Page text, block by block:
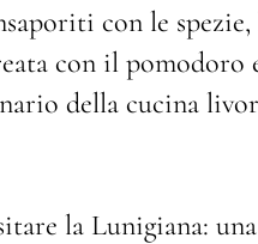
con le
con il pomodoro
della cucina
la Lunigiana: